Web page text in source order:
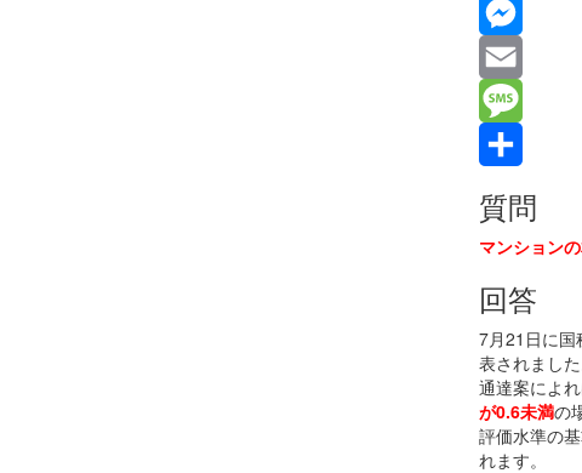
Line
Messenger
Email
Message
共
有
質問
マンション
回答
7月21日に国
表されました
通達案によれ
が0.6未満の
評価水準の
れます。